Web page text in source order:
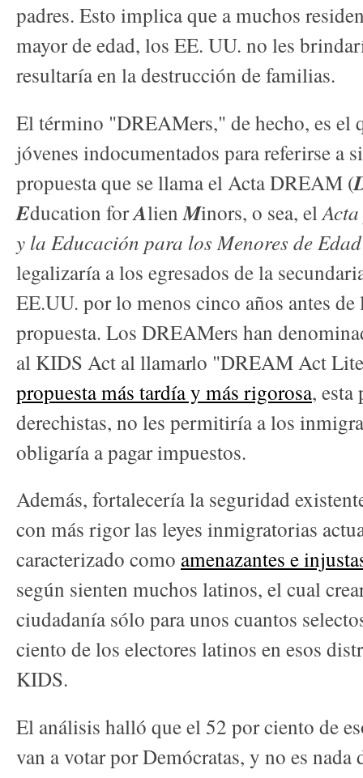
padres. Esto implica que a muchos
mayor de edad, los EE. UU. no les
resultaría en la destrucción de familias.
El término "DREAMers," de hecho, es el
jóvenes indocumentados para referirse a
propuesta que se llama el Acta DREAM (
Education forAlien Minors, o sea, el
y la Educación para los Menores de
legalizaría a los egresados de la
EE.UU. por lo menos cinco años antes
propuesta. Los DREAMers han
al KIDS Act al llamarlo "DREAM Act
propuesta más tardía y más rigorosa, esta
derechistas, no les permitiría a los
obligaría a pagar impuestos.
Además, fortalecería la seguridad
con más rigor las leyes inmigratorias
caracterizado como amenazantes e
según sienten muchos latinos, el cual
ciudadanía sólo para unos cuantos
ciento de los electores latinos en esos
KIDS.
El análisis halló que el 52 por ciento de
van a votar por Demócratas, y no es